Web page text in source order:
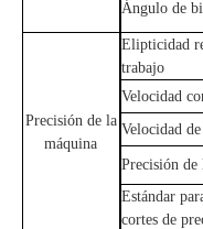
Ángulo de
Precisión de la
máquina
Elipticidad
trabajo
Velocidad
Velocidad
Precisión
Estándar
cortes de